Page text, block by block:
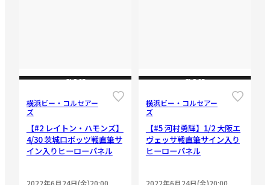
CLOSE
横浜ビー・コルセアー
ズ
【#2 レイトン・ハモンズ】
4/30 茨城ロボッツ戦直筆サ
イン入りヒーローパネル
2022年6月24日(金)20:00
CLOSE
横浜ビー・コルセアー
ズ
【#5 河村勇輝】1/2 大阪エ
ヴェッサ戦直筆サイン入り
ヒーローパネル
2022年6月24日(金)20:00